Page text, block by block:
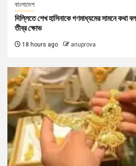
বাংলাদেশ
দিল্লিতে শেখ হাসিনাকে গণমাধ্যমের সামনে কথা
তীব্র ক্ষোভ
18 hours ago anuprova